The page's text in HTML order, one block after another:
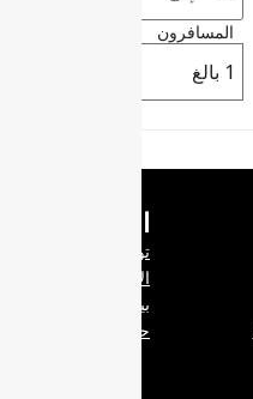
المسافرون
1 بالغ
الدعم
تواصل معنا
الأسئلة الأكثر شيوعًا
بيانات شركات الطيران
حجوزاتي